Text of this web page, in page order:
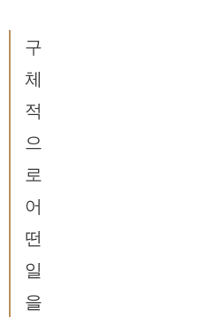
구
체
적
으
로
어
떤
일
을